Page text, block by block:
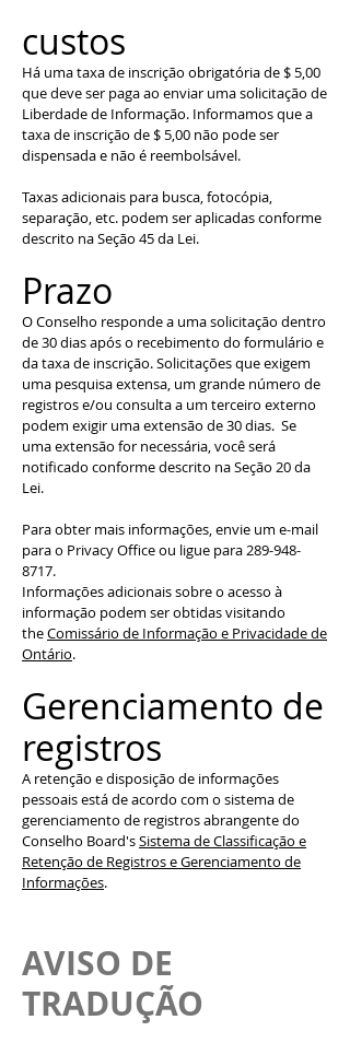
custos
Há uma taxa de inscrição obrigatória de $ 5,00
que deve ser paga ao enviar uma solicitação de
Liberdade de Informação. Informamos que a
taxa de inscrição de $ 5,00 não pode ser
dispensada e não é reembolsável.
Taxas adicionais para busca, fotocópia,
separação, etc. podem ser aplicadas conforme
descrito na Seção 45 da Lei.
Prazo
O Conselho responde a uma solicitação dentro
de 30 dias após o recebimento do formulário e
da taxa de inscrição. Solicitações que exigem
uma pesquisa extensa, um grande número de
registros e/ou consulta a um terceiro externo
podem exigir uma extensão de 30 dias. Se
uma extensão for necessária, você será
notificado conforme descrito na Seção 20 da
Lei.
Para obter mais informações, envie um e-mail
para o Privacy Office ou ligue para289-948-
8717.
Informações adicionais sobre o acesso à
informação podem ser obtidas visitando
theComissário de Informação e Privacidade de
Ontário.
Gerenciamento de
registros
A retenção e disposição de informações
pessoais está de acordo com o sistema de
gerenciamento de registros abrangente do
Conselho Board'sSistema de Classificação e
Retenção de Registros e Gerenciamento de
Informações.
AVISO DE
TRADUÇÃO